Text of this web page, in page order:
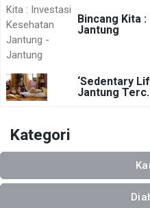
Bincang Kita
Jantung
‘Sedentary
Jantung
Kategori